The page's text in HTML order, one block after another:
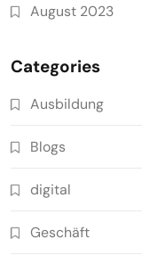
August 2023
Categories
Ausbildung
Blogs
digital
Geschäft